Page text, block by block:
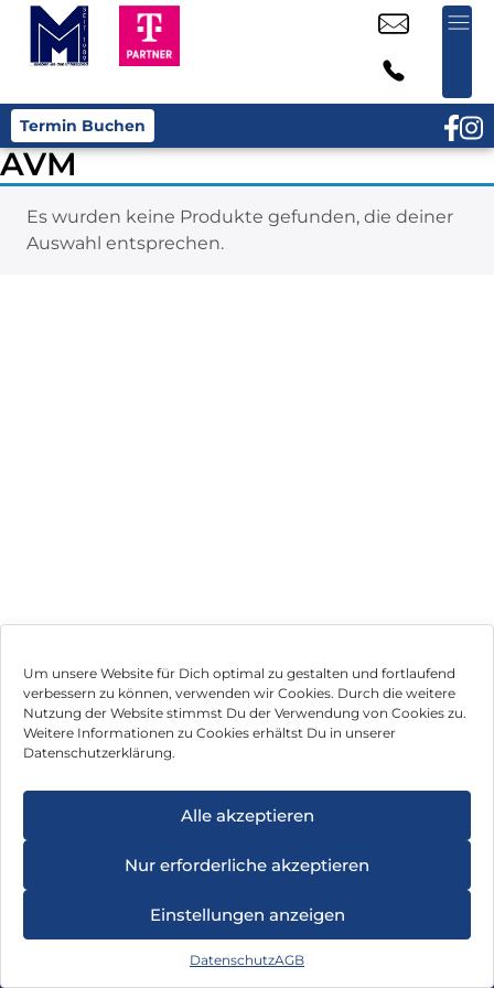
Um unsere Website für Dich optimal zu gestalten und fortlaufend
verbessern zu können, verwenden wir Cookies. Durch die weitere
Nutzung der Website stimmst Du der Verwendung von Cookies zu.
Weitere Informationen zu Cookies erhältst Du in unserer
Datenschutzerklärung.
Alle akzeptieren
Nur erforderliche akzeptieren
Einstellungen anzeigen
DatenschutzAGB
Termin Buchen
AVM
Es wurden keine Produkte gefunden, die deiner
Auswahl entsprechen.
Impressum
Hinweis zur Batterieentsorgung
Newsletter
, Brodos AG – All Rights Reserved.